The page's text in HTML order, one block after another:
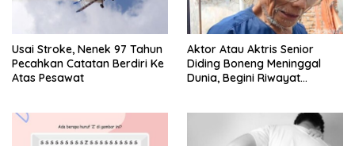
Usai Stroke, Nenek 97 Tahun
Pecahkan Catatan Berdiri Ke
Atas Pesawat
Aktor Atau Aktris Senior
Diding Boneng Meninggal
Dunia, Begini Riwayat